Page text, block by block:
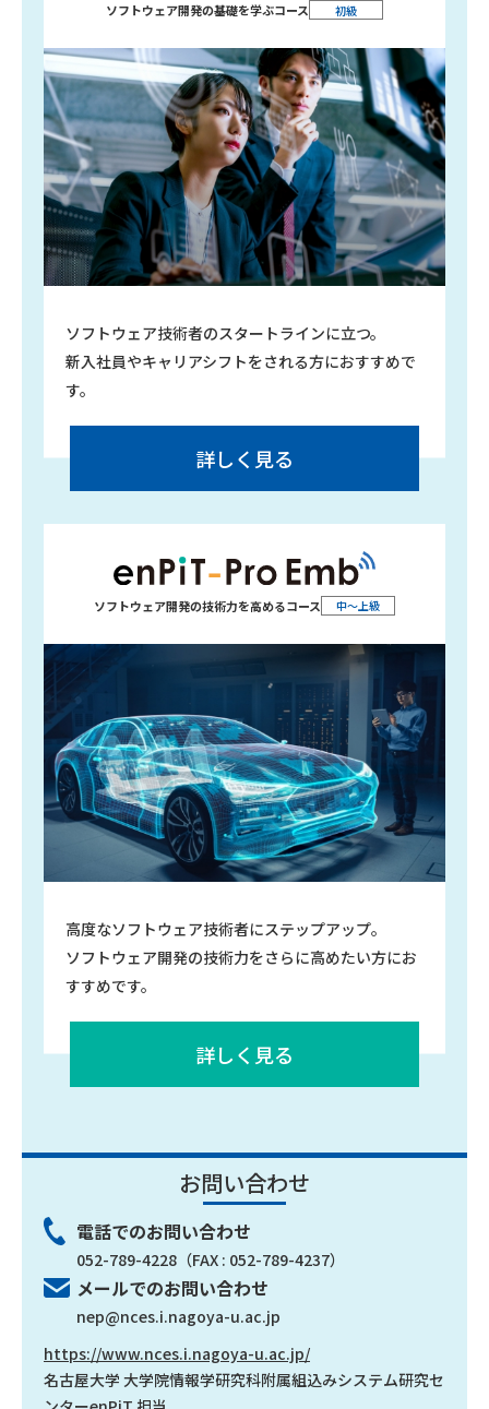
ソフトウェア開発の基礎を学ぶコース 初級
ソフトウェア技術者のスタートラインに立つ。
新入社員やキャリアシフトをされる方におすすめで
す。
詳しく見る
ソフトウェア開発の技術力を高めるコース 中～上級
高度なソフトウェア技術者にステップアップ。
ソフトウェア開発の技術力をさらに高めたい方にお
すすめです。
詳しく見る
お問い合わせ
電話でのお問い合わせ
052-789-4228 （FAX : 052-789-4237）
メールでのお問い合わせ
nep@nces.i.nagoya-u.ac.jp
https://www.nces.i.nagoya-u.ac.jp/
名古屋大学 大学院情報学研究科附属組込みシステム研究セ